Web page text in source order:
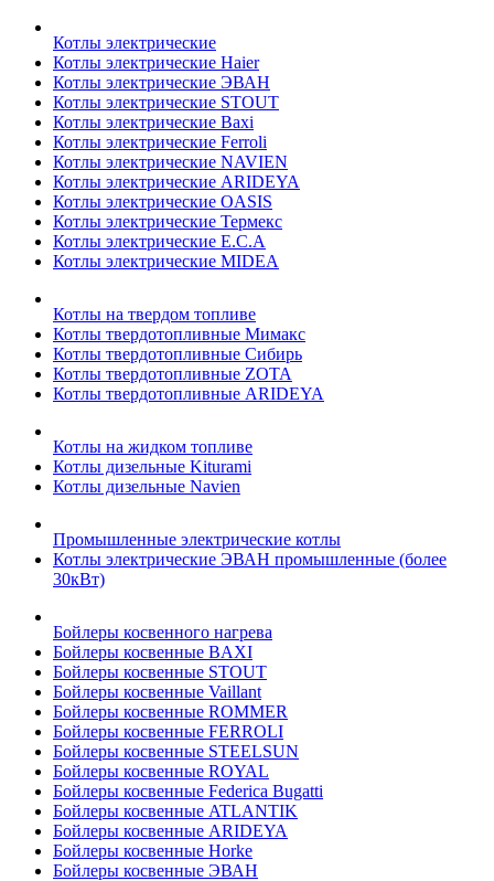
Котлы электрические
Котлы электрические Haier
Котлы электрические ЭВАН
Котлы электрические STOUT
Котлы электрические Baxi
Котлы электрические Ferroli
Котлы электрические NAVIEN
Котлы электрические ARIDEYA
Котлы электрические OASIS
Котлы электрические Термекс
Котлы электрические E.C.A
Котлы электрические MIDEA
Котлы на твердом топливе
Котлы твердотопливные Мимакс
Котлы твердотопливные Сибирь
Котлы твердотопливные ZOTA
Котлы твердотопливные ARIDEYA
Котлы на жидком топливе
Котлы дизельные Kiturami
Котлы дизельные Navien
Промышленные электрические котлы
Котлы электрические ЭВАН промышленные (более
30кВт)
Бойлеры косвенного нагрева
Бойлеры косвенные BAXI
Бойлеры косвенные STOUT
Бойлеры косвенные Vaillant
Бойлеры косвенные ROMMER
Бойлеры косвенные FERROLI
Бойлеры косвенные STEELSUN
Бойлеры косвенные ROYAL
Бойлеры косвенные Federica Bugatti
Бойлеры косвенные ATLANTIK
Бойлеры косвенные ARIDEYA
Бойлеры косвенные Horke
Бойлеры косвенные ЭВАН